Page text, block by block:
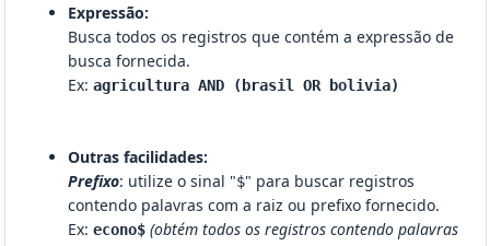
Expressão:
Busca todos os registros que contém a expressão de
busca fornecida.
Ex: agricultura AND (brasil OR bolivia)
Outras facilidades:
Prefixo: utilize o sinal "$" para buscar registros
contendo palavras com a raiz ou prefixo fornecido.
Ex: econo$ (obtém todos os registros contendo palavras